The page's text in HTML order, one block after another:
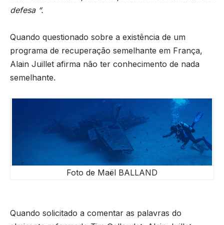
defesa “.
Quando questionado sobre a existência de um
programa de recuperação semelhante em França,
Alain Juillet afirma não ter conhecimento de nada
semelhante.
Foto de Maël BALLAND
Quando solicitado a comentar as palavras do